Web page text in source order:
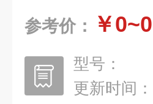
参考价： ￥0~0
型号：
更新时间：